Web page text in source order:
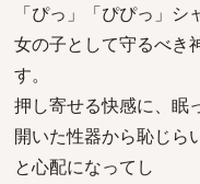
「ぴっ」「ぴぴっ」シ
女の子として守るべき
す。
押し寄せる快感に、眠
開いた性器から恥じら
と心配になってし